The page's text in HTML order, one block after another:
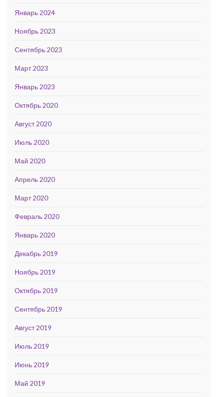
Январь 2024
Ноябрь 2023
Сентябрь 2023
Март 2023
Январь 2023
Октябрь 2020
Август 2020
Июль 2020
Май 2020
Апрель 2020
Март 2020
Февраль 2020
Январь 2020
Декабрь 2019
Ноябрь 2019
Октябрь 2019
Сентябрь 2019
Август 2019
Июль 2019
Июнь 2019
Май 2019